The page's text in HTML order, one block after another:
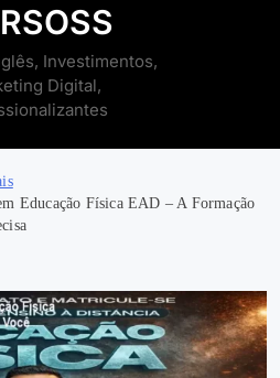
Investimentos,
Digital,
Educação Física EAD – A Formação